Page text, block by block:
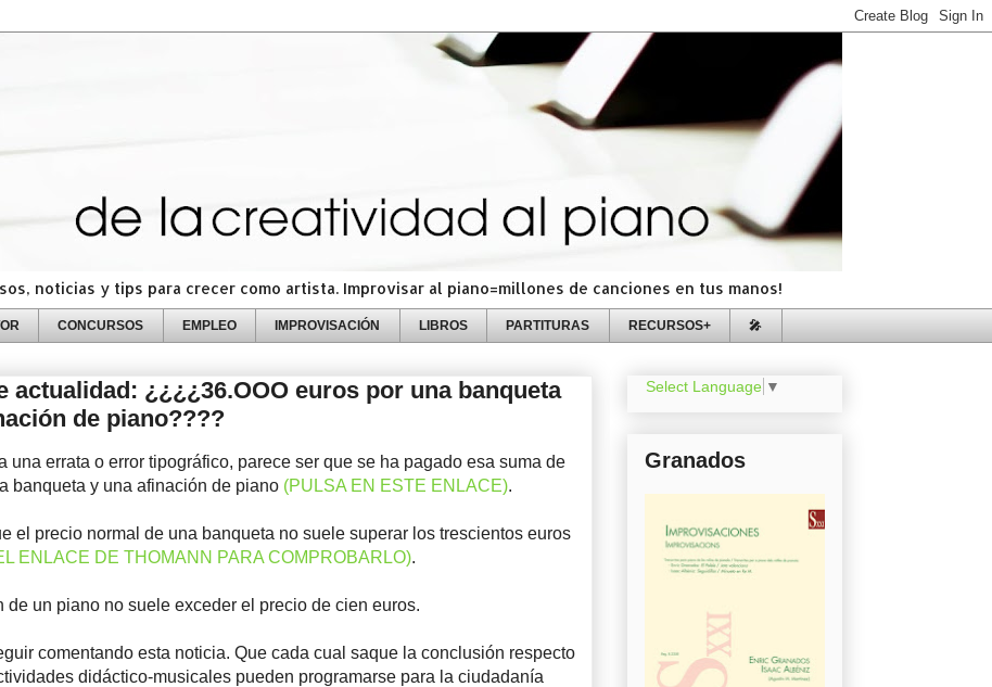
noticias y tips para crecer como artista. Improvisar al piano=millones de canciones en tus manos!
CONCURSOS EMPLEO IMPROVISACIÓN LIBROS PARTITURAS RECURSOS+ 🎤
actualidad: ¿¿¿¿36.OOO euros por una banqueta
de piano????
una errata o error tipográfico, parece ser que se ha pagado esa suma de
banqueta y una afinación de piano (PULSA EN ESTE ENLACE).
el precio normal de una banqueta no suele superar los trescientos euros
ENLACE DE THOMANN PARA COMPROBARLO).
de un piano no suele exceder el precio de cien euros.
comentando esta noticia. Que cada cual saque la conclusión respecto
didáctico-musicales pueden programarse para la ciudadanía
Select Language ▼
Granados